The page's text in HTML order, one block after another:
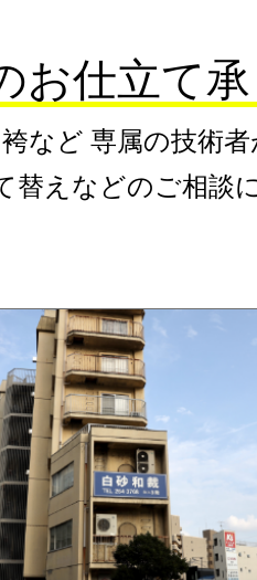
お仕立て
など 専属の技術
替えなどのご相談